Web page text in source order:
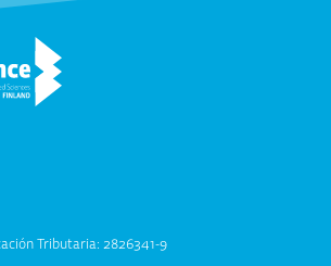
Tributaria: 2826341-9